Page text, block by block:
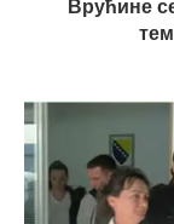
Врућине